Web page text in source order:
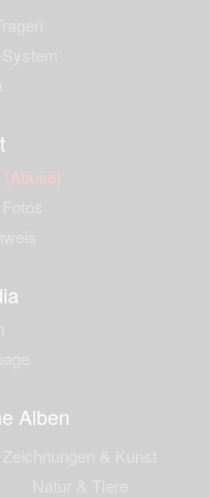
Alben